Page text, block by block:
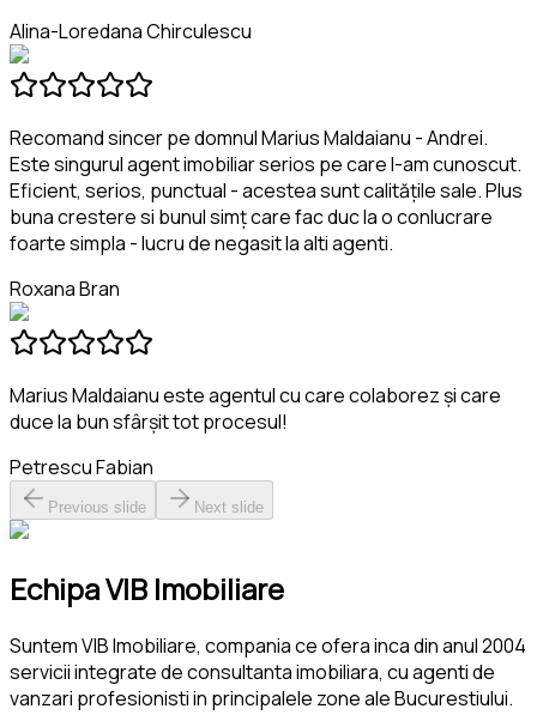
Alina-Loredana Chirculescu
Recomand sincer pe domnul Marius Maldaianu - Andrei.
Este singurul agent imobiliar serios pe care l-am cunoscut.
Eficient, serios, punctual - acestea sunt calitățile sale. Plus
buna crestere si bunul simț care fac duc la o conlucrare
foarte simpla - lucru de negasit la alti agenti.
Roxana Bran
Marius Maldaianu este agentul cu care colaborez și care
duce la bun sfârșit tot procesul!
Petrescu Fabian
Previous slide Next slide
Echipa VIB Imobiliare
Suntem VIB Imobiliare, compania ce ofera inca din anul 2004
servicii integrate de consultanta imobiliara, cu agenti de
vanzari profesionisti in principalele zone ale Bucurestiului.